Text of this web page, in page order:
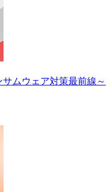
ムウェア対策最前線～